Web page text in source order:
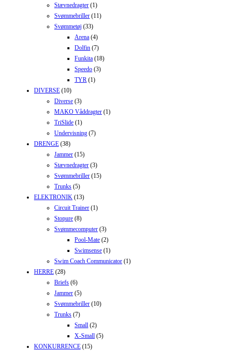
Stævnedragter (1)
Svømmebriller (11)
Svømmetøj (33)
Arena (4)
Dolfin (7)
Funkita (18)
Speedo (3)
TYR (1)
DIVERSE (10)
Diverse (3)
MAKO Våddragter (1)
TriSlide (1)
Undervisning (7)
DRENGE (38)
Jammer (15)
Stævnedragter (3)
Svømmebriller (15)
Trunks (5)
ELEKTRONIK (13)
Circuit Trainer (1)
Stopure (8)
Svømmecomputer (3)
Pool-Mate (2)
Swimsense (1)
Swim Coach Communicator (1)
HERRE (28)
Briefs (6)
Jammer (5)
Svømmebriller (10)
Trunks (7)
Small (2)
X-Small (5)
KONKURRENCE (15)